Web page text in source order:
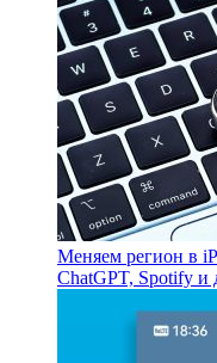
Меняем регион в
ChatGPT, Spotify и